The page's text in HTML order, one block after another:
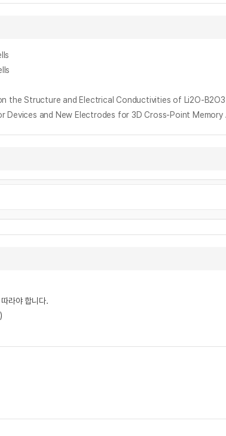
on the Structure and Electrical Conductivities of Li2O-
라야 합니다.